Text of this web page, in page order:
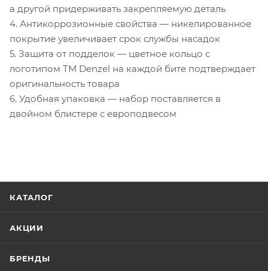
а другой придерживать закрепляемую деталь
4. Антикоррозионные свойства — никелированное
покрытие увеличивает срок службы насадок
5. Защита от подделок — цветное кольцо с
логотипом ТМ Denzel на каждой бите подтверждает
оригинальность товара
6. Удобная упаковка — набор поставляется в
двойном блистере с европодвесом
КАТАЛОГ
АКЦИИ
БРЕНДЫ